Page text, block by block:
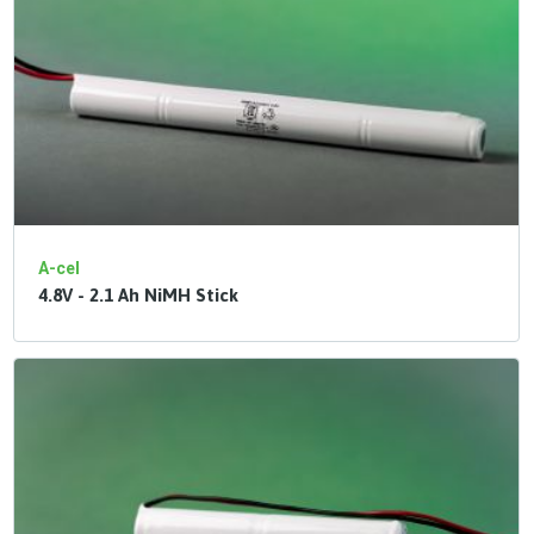
A-cel
4.8V - 2.1 Ah NiMH Stick